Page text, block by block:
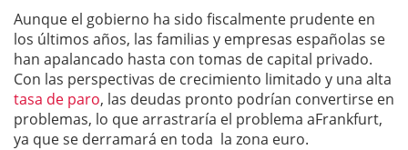
Aunque el gobierno ha sido fiscalmente prudente en
los últimos años, las familias y empresas españolas se
han apalancado hasta con tomas de capital privado.
Con las perspectivas de crecimiento limitado y una alta
tasa de paro, las deudas pronto podrían convertirse en
problemas, lo que arrastraría el problema aFrankfurt,
ya que se derramará en toda la zona euro.